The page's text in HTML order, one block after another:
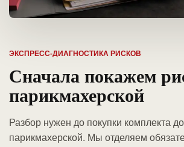
ЭКСПРЕСС-ДИАГНОСТИКА РИСКОВ
Сначала покажем
парикмахерской
Разбор нужен до покупки комплекта
парикмахерской. Мы отделяем